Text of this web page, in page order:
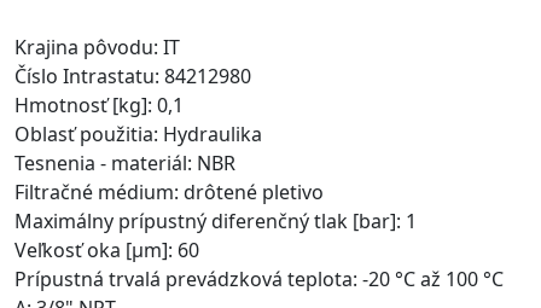
Krajina pôvodu: IT
Číslo Intrastatu: 84212980
Hmotnosť [kg]: 0,1
Oblasť použitia: Hydraulika
Tesnenia - materiál: NBR
Filtračné médium: drôtené pletivo
Maximálny prípustný diferenčný tlak [bar]: 1
Veľkosť oka [µm]: 60
Prípustná trvalá prevádzková teplota: -20 °C až 100 °C